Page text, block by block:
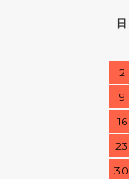
日
2
9
16
23
30